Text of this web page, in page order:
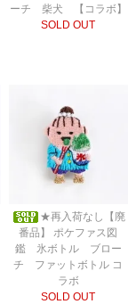
ーチ 柴犬 【コラボ】
SOLD OUT
★再入荷なし【廃
番品】 ポケファス図
鑑 氷ボトル ブロー
チ ファットボトル コ
ラボ
SOLD OUT